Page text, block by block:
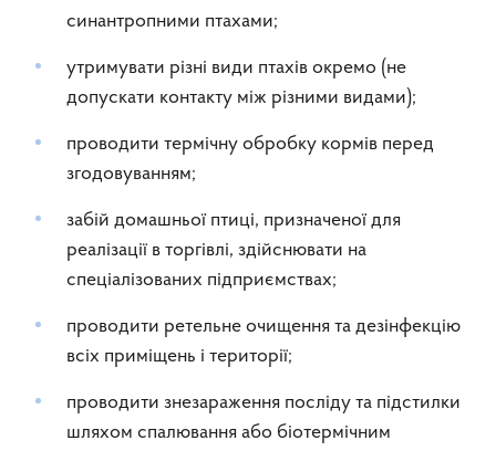
синантропними птахами;
утримувати різні види птахів окремо (не
допускати контакту між різними видами);
проводити термічну обробку кормів перед
згодовуванням;
забій домашньої птиці, призначеної для
реалізації в торгівлі, здійснювати на
спеціалізованих підприємствах;
проводити ретельне очищення та дезінфекцію
всіх приміщень і території;
проводити знезараження посліду та підстилки
шляхом спалювання або біотермічним